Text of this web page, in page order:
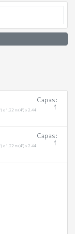
x 1.22 m (4') x 2.44
Capas:
1
x 1.22 m (4') x 2.44
Capas:
1